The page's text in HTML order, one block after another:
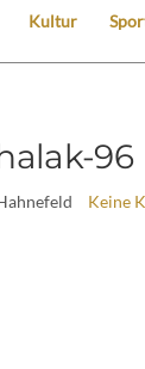
Kultur
96
Keine